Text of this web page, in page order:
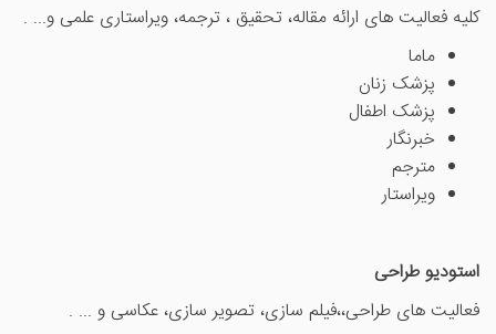
کلیه فعالیت های ارائه مقاله، تحقیق ، ترجمه، ویراستاری علمی و... .
ماما
پزشک زنان
پزشک اطفال
خبرنگار
مترجم
ویراستار
استودیو طراحی
فعالیت های طراحی،،فیلم سازی، تصویر سازی، عکاسی و ... .